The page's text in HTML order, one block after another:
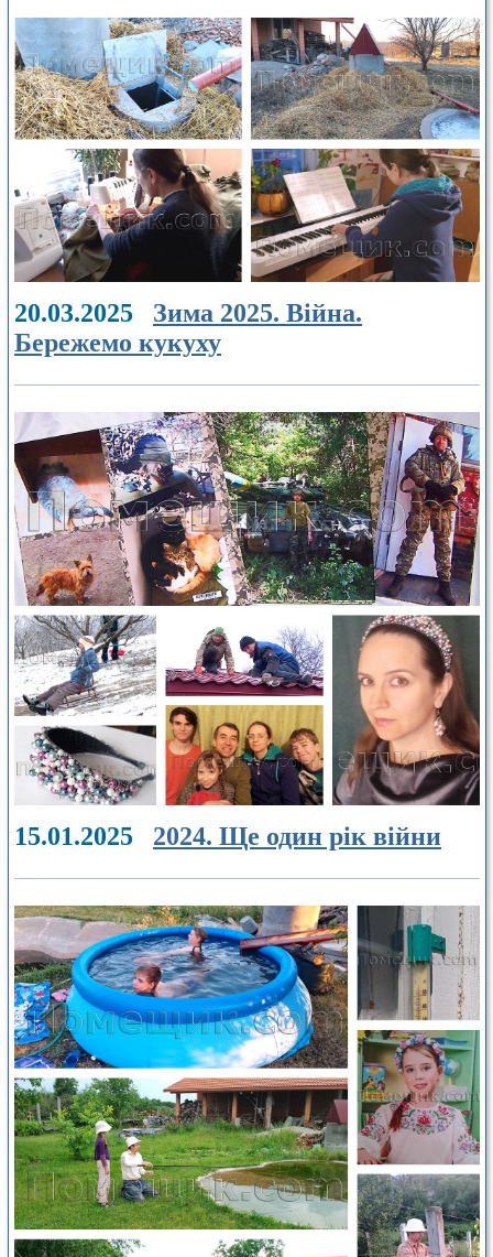
20.03.2025 Зима 2025. Війна.
Бережемо кукуху
15.01.2025 2024. Ще один рік війни